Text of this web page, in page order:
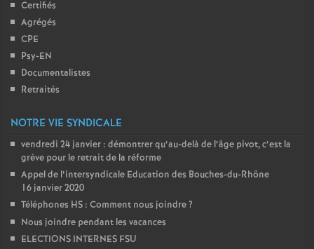
Certifiés
Agrégés
CPE
Psy-EN
Documentalistes
Retraités
NOTRE VIE SYNDICALE
vendredi 24 janvier : démontrer qu’au-delà de l’âge pivot, c’est la
grève pour le retrait de la réforme
Appel de l’intersyndicale Education des Bouches-du-Rhône
16 janvier 2020
Téléphones HS : Comment nous joindre?
Nous joindre pendant les vacances
ELECTIONS INTERNES FSU